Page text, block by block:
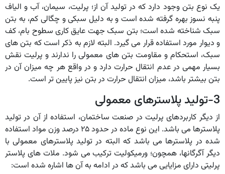
یک نوع بتن وجود دارد که در تولید آن از؛ پرلیت، سیمان، آب و الیاف
پنبه نسوز بهره گرفته شده است و به دلیل سبکی و چگالی کم، به بتن
سبک شناخته شده است؛ بتن سبک جهت عایق کاری سطوح بام، کف
و دیوار مورد استفاده قرار می گیرد. البته لازم به ذکر است که بتن های
سبک، استحکام و مقاومت بتن های معمولی را ندارند و پرلیت نقش
بسیار مهمی در عدم انتقال حرارت دارد و در واقع هر چه میزان آن در
بتن بیشتر باشد، میزان انتقال حرارت در بتن نیز پایین تر است.
3-تولید پلاسترهای معمولی
از دیگر کاربردهای پرلیت در صنعت ساختمان، استفاده از آن در تولید
پلاسترها می باشد. این نوع ماده در حدود ۲۵ درصد وزن مواد استفاده
شده در پلاسترها می باشد که البته در تولید پلاسترهای معمولی با
دیگر آگرگانها، همچون؛ ورمیکولیت ترکیب می شود. ملات های پلاستر
پرلیتی دارای مزایایی می باشد که در ادامه به آن ها اشاره شده است: